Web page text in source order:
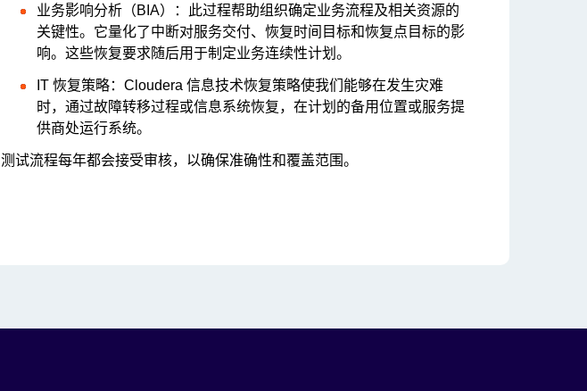
业务影响分析（BIA）：此过程帮助组织确定业务流程及相关资源的
关键性。它量化了中断对服务交付、恢复时间目标和恢复点目标的影
响。这些恢复要求随后用于制定业务连续性计划。
IT 恢复策略：Cloudera 信息技术恢复策略使我们能够在发生灾难
时，通过故障转移过程或信息系统恢复，在计划的备用位置或服务提
供商处运行系统。
测试流程每年都会接受审核，以确保准确性和覆盖范围。